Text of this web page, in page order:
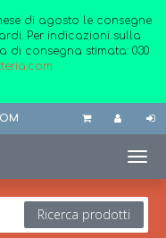
di agosto le consegne
Per indicazioni sulla
di consegna stimata: 030
Ricerca prodotti